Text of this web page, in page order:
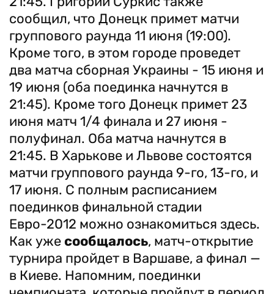
сообщил, что Донецк примет матчи
группового раунда 11 июня (19:00).
Кроме того, в этом городе проведет
два матча сборная Украины - 15 июня и
19 июня (оба поединка начнутся в
21:45). Кроме того Донецк примет 23
июня матч 1/4 финала и 27 июня -
полуфинал. Оба матча начнутся в
21:45. В Харькове и Львове состоятся
матчи группового раунда 9-го, 13-го, и
17 июня. С полным расписанием
поединков финальной стадии
Евро-2012 можно ознакомиться здесь.
Как ужесообщалось, матч-открытие
турнира пройдет в Варшаве, а финал —
в Киеве. Напомним, поединки